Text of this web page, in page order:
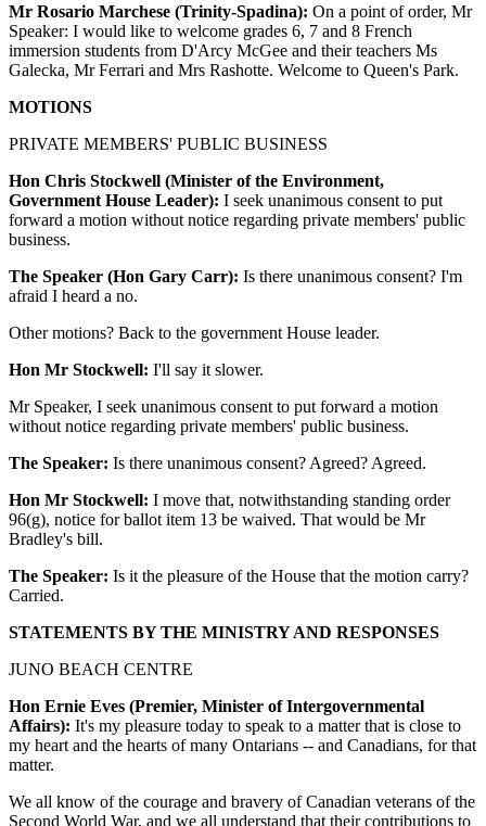
Mr Rosario Marchese (Trinity-Spadina): On a point of order, Mr
Speaker: I would like to welcome grades 6, 7 and 8 French
immersion students from D'Arcy McGee and their teachers Ms
Galecka, Mr Ferrari and Mrs Rashotte. Welcome to Queen's Park.
MOTIONS
PRIVATE MEMBERS' PUBLIC BUSINESS
Hon Chris Stockwell (Minister of the Environment,
Government House Leader): I seek unanimous consent to put
forward a motion without notice regarding private members' public
business.
The Speaker (Hon Gary Carr): Is there unanimous consent? I'm
afraid I heard a no.
Other motions? Back to the government House leader.
Hon Mr Stockwell: I'll say it slower.
Mr Speaker, I seek unanimous consent to put forward a motion
without notice regarding private members' public business.
The Speaker: Is there unanimous consent? Agreed? Agreed.
Hon Mr Stockwell: I move that, notwithstanding standing order
96(g), notice for ballot item 13 be waived. That would be Mr
Bradley's bill.
The Speaker: Is it the pleasure of the House that the motion carry?
Carried.
STATEMENTS BY THE MINISTRY AND RESPONSES
JUNO BEACH CENTRE
Hon Ernie Eves (Premier, Minister of Intergovernmental
Affairs): It's my pleasure today to speak to a matter that is close to
my heart and the hearts of many Ontarians -- and Canadians, for that
matter.
We all know of the courage and bravery of Canadian veterans of the
Second World War, and we all understand that their contributions to